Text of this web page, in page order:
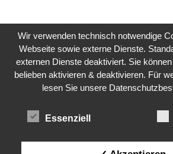
Wir verwenden technisch notwendige
Webseite sowie externe Dienste.
externen Dienste deaktiviert. Sie
belieben aktivieren & deaktivieren. Für
lesen Sie unsere
Essenziell